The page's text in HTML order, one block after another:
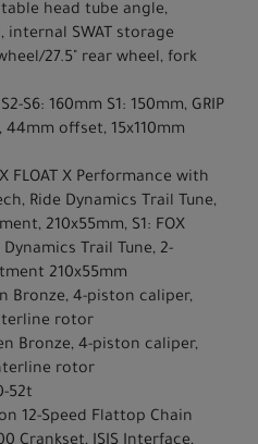
head tube angle,
SWAT storage
27.5" rear wheel, fork
S6: 160mm S1: 150mm, GRIP
offset, 15x110mm
FLOAT X Performance with
Ride Dynamics Trail Tune,
210x55mm, S1: FOX
Dynamics Trail Tune, 2-
210x55mm
Bronze, 4-piston caliper,
rotor
Bronze, 4-piston caliper,
rotor
52t
12-Speed Flattop Chain